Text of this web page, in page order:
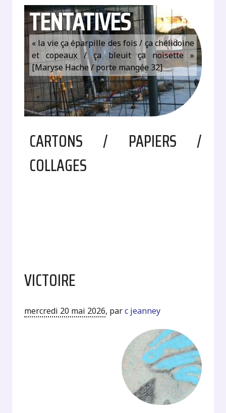
TENTATIVES
« la vie ça éparpille des fois / ça chélidoine
et copeaux / ça bleuit ça noisette »
[Maryse Hache / porte mangée 32]
CARTONS / PAPIERS /
COLLAGES
VICTOIRE
mercredi 20 mai 2026, parc jeanney